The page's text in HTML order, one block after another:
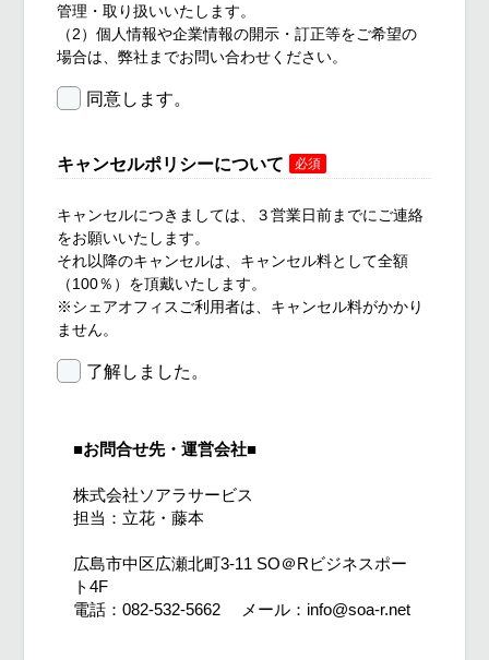
管理・取り扱いいたします。
（2）個人情報や企業情報の開示・訂正等をご希望の
場合は、弊社までお問い合わせください。
同意します。
キャンセルポリシーについて 必須
キャンセルにつきましては、３営業日前までにご連絡
をお願いいたします。
それ以降のキャンセルは、キャンセル料として全額
（100％）を頂戴いたします。
※シェアオフィスご利用者は、キャンセル料がかかり
ません。
了解しました。
■お問合せ先・運営会社■
株式会社ソアラサービス
担当：立花・藤本
広島市中区広瀬北町3-11 SO＠Rビジネスポー
ト4F
電話：082-532-5662 　メール：info@soa-r.net